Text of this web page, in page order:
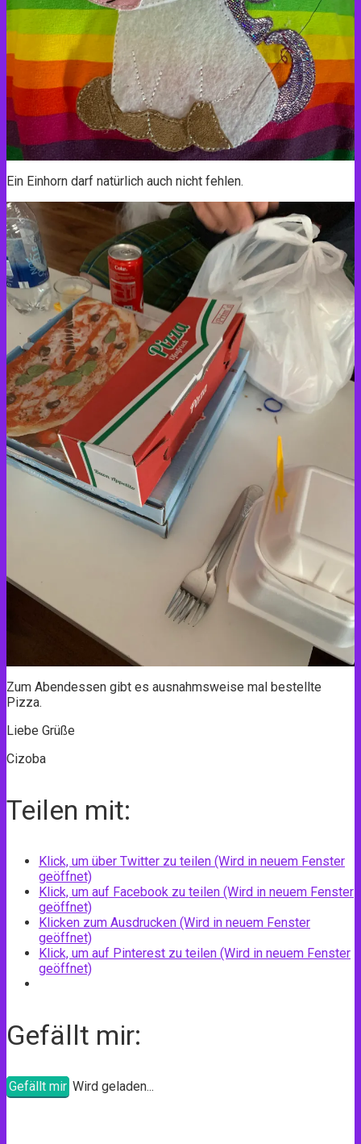
Ein Einhorn darf natürlich auch nicht fehlen.
Zum Abendessen gibt es ausnahmsweise mal bestellte
Pizza.
Liebe Grüße
Cizoba
Teilen mit:
Klick, um über Twitter zu teilen (Wird in neuem Fenster
geöffnet)
Klick, um auf Facebook zu teilen (Wird in neuem Fenster
geöffnet)
Klicken zum Ausdrucken (Wird in neuem Fenster
geöffnet)
Klick, um auf Pinterest zu teilen (Wird in neuem Fenster
geöffnet)
Gefällt mir:
Gefällt mir Wird geladen...